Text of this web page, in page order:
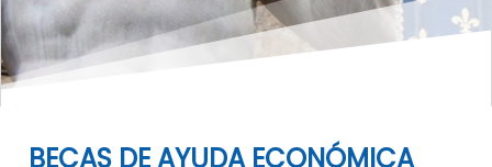
BECAS DE AYUDA ECONÓMICA